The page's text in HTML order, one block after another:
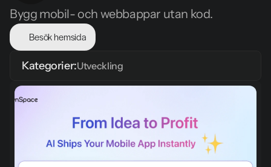
Bygg mobil- och webbappar utan kod.
Besök hemsida
Kategorier:Utveckling